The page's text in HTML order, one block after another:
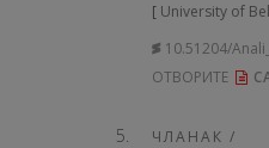
[ University of
10.51204/
ОТВОРИТЕ
ЧЛАНАК /